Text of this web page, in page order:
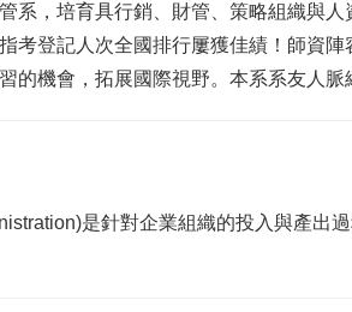
系，培育具行銷、財管、策略組織與
考登記人次全國排行屢獲佳績！師資
的機會，拓展國際視野。本系系友人
是針對企業組織的投入與產出